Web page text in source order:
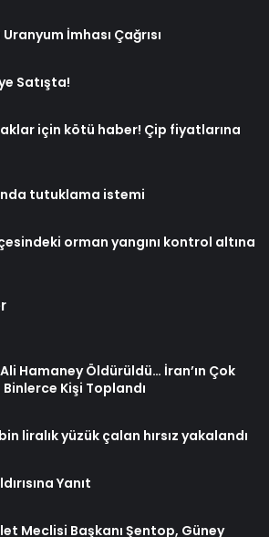
İmhası Çağrısı
Satışta!
için kötü haber! Çip fiyatlarına
tutuklama istemi
orman yangını kontrol altına
Hamaney Öldürüldü… İran’ın Çok
Kişi Toplandı
liralık yüzük çalan hırsız yakalandı
Yanıt
Meclisi Başkanı Şentop, Güney